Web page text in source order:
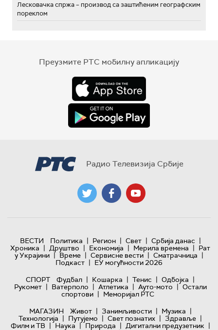
Лесковачка спржа – производ са заштићеним географским
пореклом
Преузмите РТС мобилну апликацију
Радио Телевизија Србије
ВЕСТИ Политика | Регион | Свет | Србија данас |
Хроника | Друштво | Економија | Мерила времена | Рат
у Украјини | Време | Сервисне вести | Сматрачница |
Подкаст | ЕУ могућности 2026
СПОРТ
Фудбал | Кошарка | Тенис | Одбојка |
Рукомет | Ватерполо | Атлетика | Ауто-мото | Остали
спортови | Меморијал РТС
МАГАЗИН
Живот | Занимљивости | Музика |
Технологијa | Путујемо | Свет познатих | Здравље |
Филм и ТВ | Наука | Природа | Дигитални предузетник |